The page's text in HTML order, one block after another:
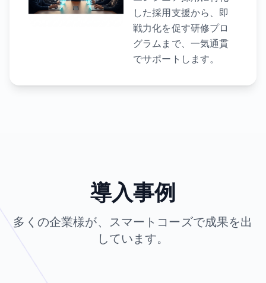
した採用支援から、即
戦力化を促す研修プロ
グラムまで、一気通貫
でサポートします。
導入事例
多くの企業様が、スマートコーズで成果を出
しています。